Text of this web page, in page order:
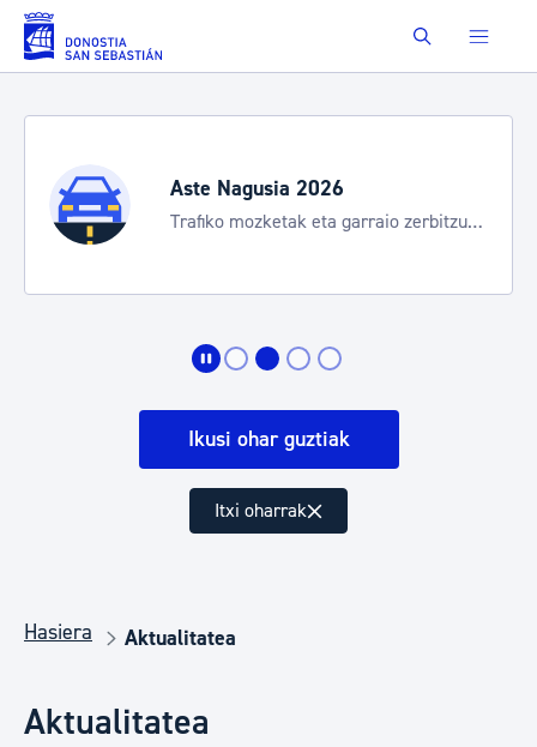
Eduki nagusira joan Buscar
Aste Nagusia 2026
Trafiko mozketak eta garraio zerbitzu
Ikusi ohar guztiak
Itxi oharrak
Hasiera Aktualitatea
Aktualitatea